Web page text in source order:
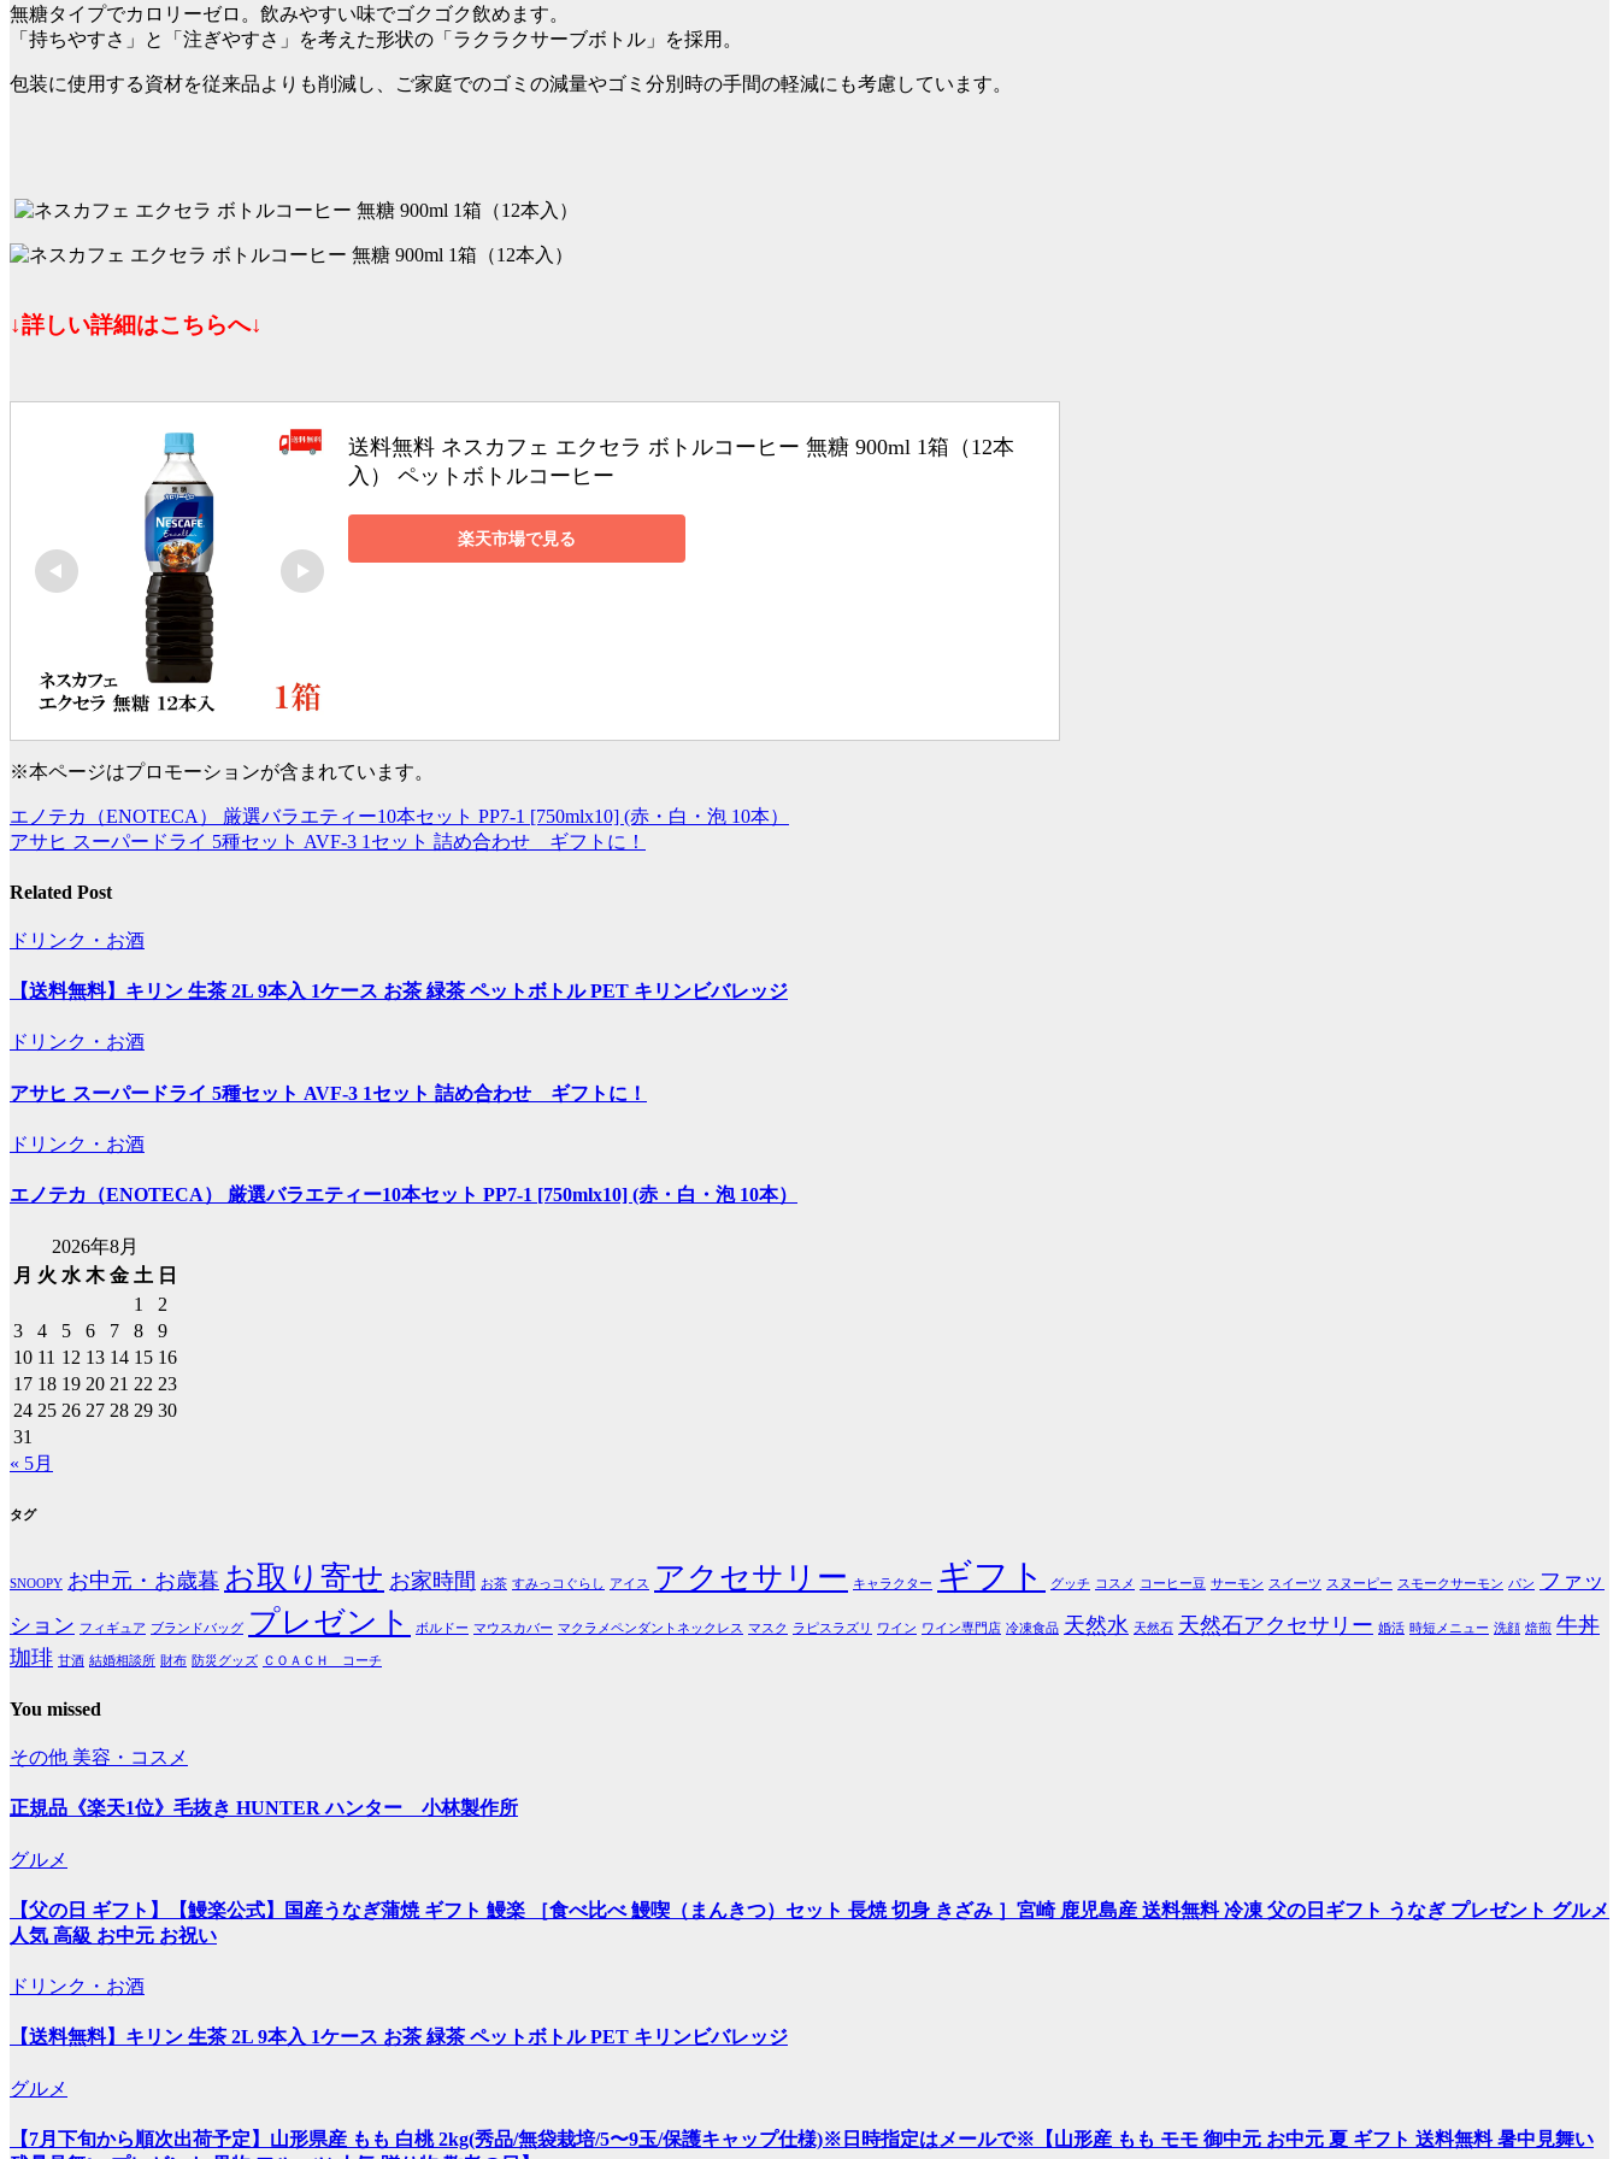
無糖タイプでカロリーゼロ。飲みやすい味でゴクゴク飲めます。
「持ちやすさ」と「注ぎやすさ」を考えた形状の「ラクラクサーブボトル」を採用。
包装に使用する資材を従来品よりも削減し、ご家庭でのゴミの減量やゴミ分別時の手間の軽減にも考慮しています。
↓詳しい詳細はこちらへ↓
送料無料 ネスカフェ エクセラ ボトルコーヒー 無糖 900ml 1箱（12本
入） ペットボトルコーヒー
楽天市場で見る
※本ページはプロモーションが含まれています。
投
稿
ナ
ビ
ゲ
シ
ョ
ン
エノテカ（ENOTECA） 厳選バラエティー10本セット PP7-1 [750mlx10] (赤・白・泡 10本）
アサヒ スーパードライ 5種セット AVF-3 1セット 詰め合わせ ギフトに！
Related Post
ドリンク・お酒
【送料無料】キリン 生茶 2L 9本入 1ケース お茶 緑茶 ペットボトル PET キリンビバレッジ
ドリンク・お酒
アサヒ スーパードライ 5種セット AVF-3 1セット 詰め合わせ ギフトに！
ドリンク・お酒
エノテカ（ENOTECA） 厳選バラエティー10本セット PP7-1 [750mlx10] (赤・白・泡 10本）
2026年8月
月 火 水 木 金 土 日
1
2
3
4 5 6 7 8
9
10 11 12 13 14 15 16
17 18 19 20 21 22 23
24 25 26 27 28 29 30
31
« 5月
タグ
SNOOPY お中元・お歳暮 お取り寄せ お家時間 お茶 すみっコぐらし アイス アクセサリー キャラクター ギフト グッチ コスメ コーヒー豆 サーモン スイーツ スヌーピー スモークサーモン パン
ファッ
ション フィギュア ブランドバッグ プレゼント ボルドー マウスカバー マクラメペンダントネックレス マスク ラピスラズリ ワイン ワイン専門店 冷凍食品 天然水 天然石 天然石アクセサリー 婚活 時短メニュー 洗顔 焙煎 牛丼
珈琲 甘酒 結婚相談所 財布 防災グッズ ＣＯＡＣＨ コーチ
You missed
その他 美容・コスメ
正規品《楽天1位》毛抜き HUNTER ハンター 小林製作所
グルメ
【父の日 ギフト】【鰻楽公式】国産うなぎ蒲焼 ギフト 鰻楽 ［食べ比べ 鰻喫（まんきつ）セット 長焼 切身 きざみ ］宮崎 鹿児島産 送料無料 冷凍 父の日ギフト うなぎ プレゼント グルメ
人気 高級 お中元 お祝い
ドリンク・お酒
【送料無料】キリン 生茶 2L 9本入 1ケース お茶 緑茶 ペットボトル PET キリンビバレッジ
グルメ
【7月下旬から順次出荷予定】山形県産 もも 白桃 2kg(秀品/無袋栽培/5〜9玉/保護キャップ仕様)※日時指定はメールで※【山形産 もも モモ 御中元 お中元 夏 ギフト 送料無料 暑中見舞い